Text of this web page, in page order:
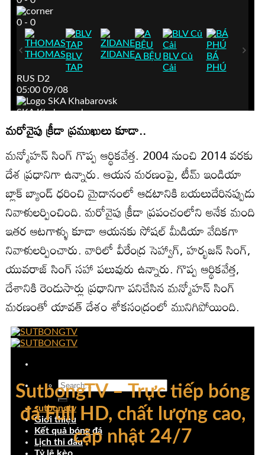
మరోవైపు క్రీడా ప్రముఖులు కూడా..
మన్మోహన్ సింగ్ గొప్ప ఆర్థికవేత్త. 2004 నుంచి 2014 వరకు
దేశ ప్రధానిగా ఉన్నారు. ఆయన మరణంపై, టీమ్ ఇండియా
బ్లాక్ బ్యాండ్ ధరించి మైదానంలో ఆడటానికి బయలుదేరినప్పుడు
నివాళులర్పించింది. మరోవైపు క్రీడా ప్రపంచంలోని అనేక మంది
ఇతర ఆటగాళ్ళు కూడా ఆయనకు సోషల్ మీడియా వేదికగా
నివాళులర్పించారు. వారిలో వీరేంద్ర సెహ్వాగ్, హర్భజన్ సింగ్,
యువరాజ్ సింగ్ సహా పలువురు ఉన్నారు. గొప్ప ఆర్థికవేత్త,
దేశానికి రెండుసార్లు ప్రధానిగా పనిచేసిన మన్మోహన్ సింగ్
మరణంతో యావత్ దేశం శోకసంద్రంలో మునిగిపోయింది.